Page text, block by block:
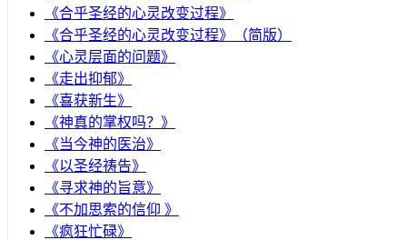
《合乎圣经的心灵改变过程》
《合乎圣经的心灵改变过程》（简版）
《心灵层面的问题》
《走出抑郁》
《喜获新生》
《神真的掌权吗？》
《当今神的医治》
《以圣经祷告》
《寻求神的旨意》
《不加思索的信仰 》
《疯狂忙碌》